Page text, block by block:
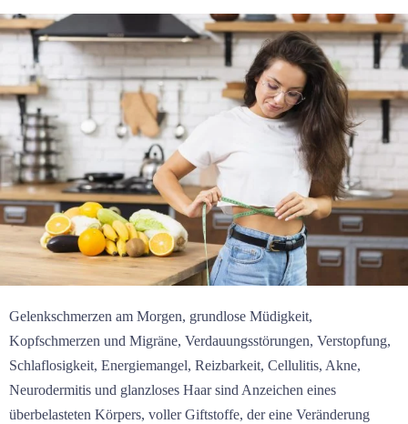
Gelenkschmerzen am Morgen, grundlose Müdigkeit,
Kopfschmerzen und Migräne, Verdauungsstörungen, Verstopfung,
Schlaflosigkeit, Energiemangel, Reizbarkeit, Cellulitis, Akne,
Neurodermitis und glanzloses Haar sind Anzeichen eines
überbelasteten Körpers, voller Giftstoffe, der eine Veränderung